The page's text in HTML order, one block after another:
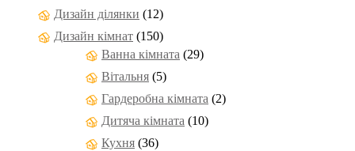
Дизайн ділянки (12)
Дизайн кімнат (150)
Ванна кімната (29)
Вітальня (5)
Гардеробна кімната (2)
Дитяча кімната (10)
Кухня (36)